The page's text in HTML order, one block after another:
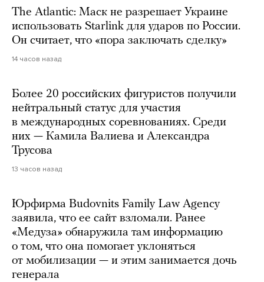
The Atlantic: Маск не разрешает Украине
использовать Starlink для ударов по России.
Он считает, что «пора заключать сделку»
14 часов назад
Более 20 российских фигуристов получили
нейтральный статус для участия
в международных соревнованиях. Среди
них — Камила Валиева и Александра
Трусова
13 часов назад
Юрфирма Budovnits Family Law Agency
заявила, что ее сайт взломали. Ранее
«Медуза» обнаружила там информацию
о том, что она помогает уклоняться
от мобилизации — и этим занимается дочь
генерала